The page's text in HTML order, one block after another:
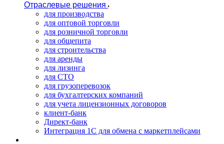
Отраслевые решения
для производства
для оптовой торговли
для розничной торговли
для общепита
для строительства
для аренды
для лизинга
для СТО
для грузоперевозок
для бухгалтерских компаний
для учета лицензионных договоров
клиент-банк
Директ-банк
Интеграция 1C для обмена с маркетплейсами